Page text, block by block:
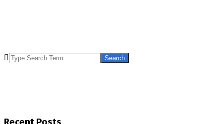
Search